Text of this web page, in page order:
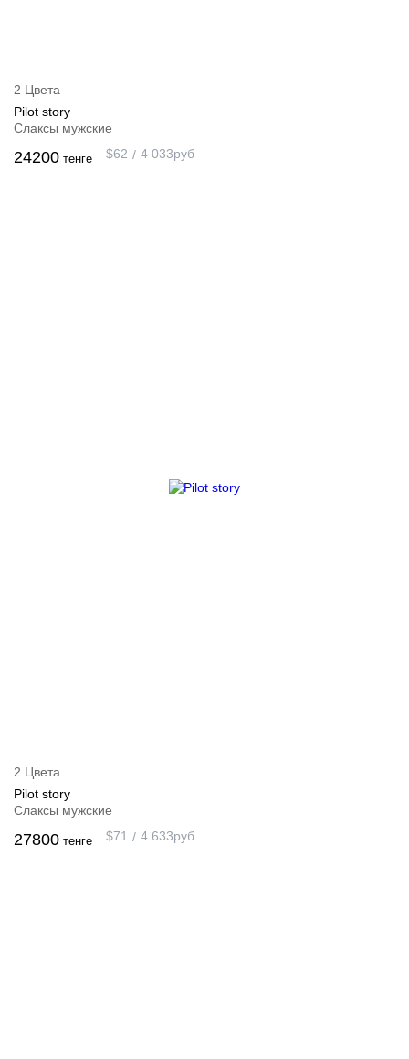
2 Цвета
Pilot story
Слаксы мужские
24200 тенге $62 4 033руб
2 Цвета
Pilot story
Слаксы мужские
27800 тенге $71 4 633руб